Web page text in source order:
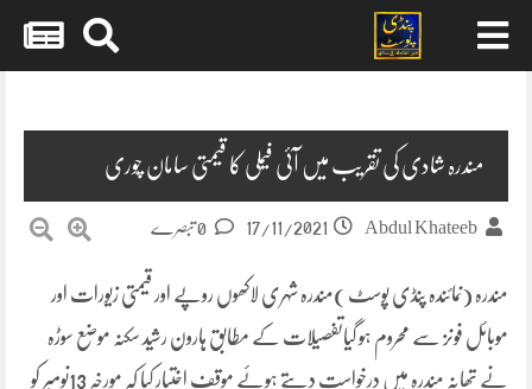
مندرہ شادی کی تقریب میں آئی فیملی کا قیمتی سامان چوری
Abdul Khateeb
17/11/2021
مندرہ (نمائندہ پنڈی پوسٹ )مندرہ شہری لاکھوں روپے اور قیمتی زیورات اور
موبائل فونز سے محروم ہو گیاتفصیلات کے مطابق ہارون رشید سکنہ موضع سوڑہ
نے تھانہ مندرہ میں درخواست دیتے ہوئے موقف اختیار کیا کہ مورخہ 13نومبر کو